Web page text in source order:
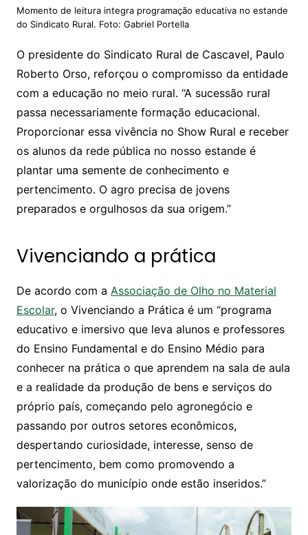
Momento de leitura integra programação educativa no estande
do Sindicato Rural. Foto: Gabriel Portella
O presidente do Sindicato Rural de Cascavel, Paulo
Roberto Orso, reforçou o compromisso da entidade
com a educação no meio rural. “A sucessão rural
passa necessariamente formação educacional.
Proporcionar essa vivência no Show Rural e receber
os alunos da rede pública no nosso estande é
plantar uma semente de conhecimento e
pertencimento. O agro precisa de jovens
preparados e orgulhosos da sua origem.”
Vivenciando a prática
De acordo com a Associação de Olho no Material
Escolar, o Vivenciando a Prática é um “programa
educativo e imersivo que leva alunos e professores
do Ensino Fundamental e do Ensino Médio para
conhecer na prática o que aprendem na sala de aula
e a realidade da produção de bens e serviços do
próprio país, começando pelo agronegócio e
passando por outros setores econômicos,
despertando curiosidade, interesse, senso de
pertencimento, bem como promovendo a
valorização do município onde estão inseridos.”